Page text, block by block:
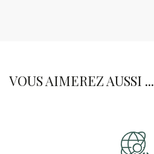
VOUS AIMEREZ AUSSI ...